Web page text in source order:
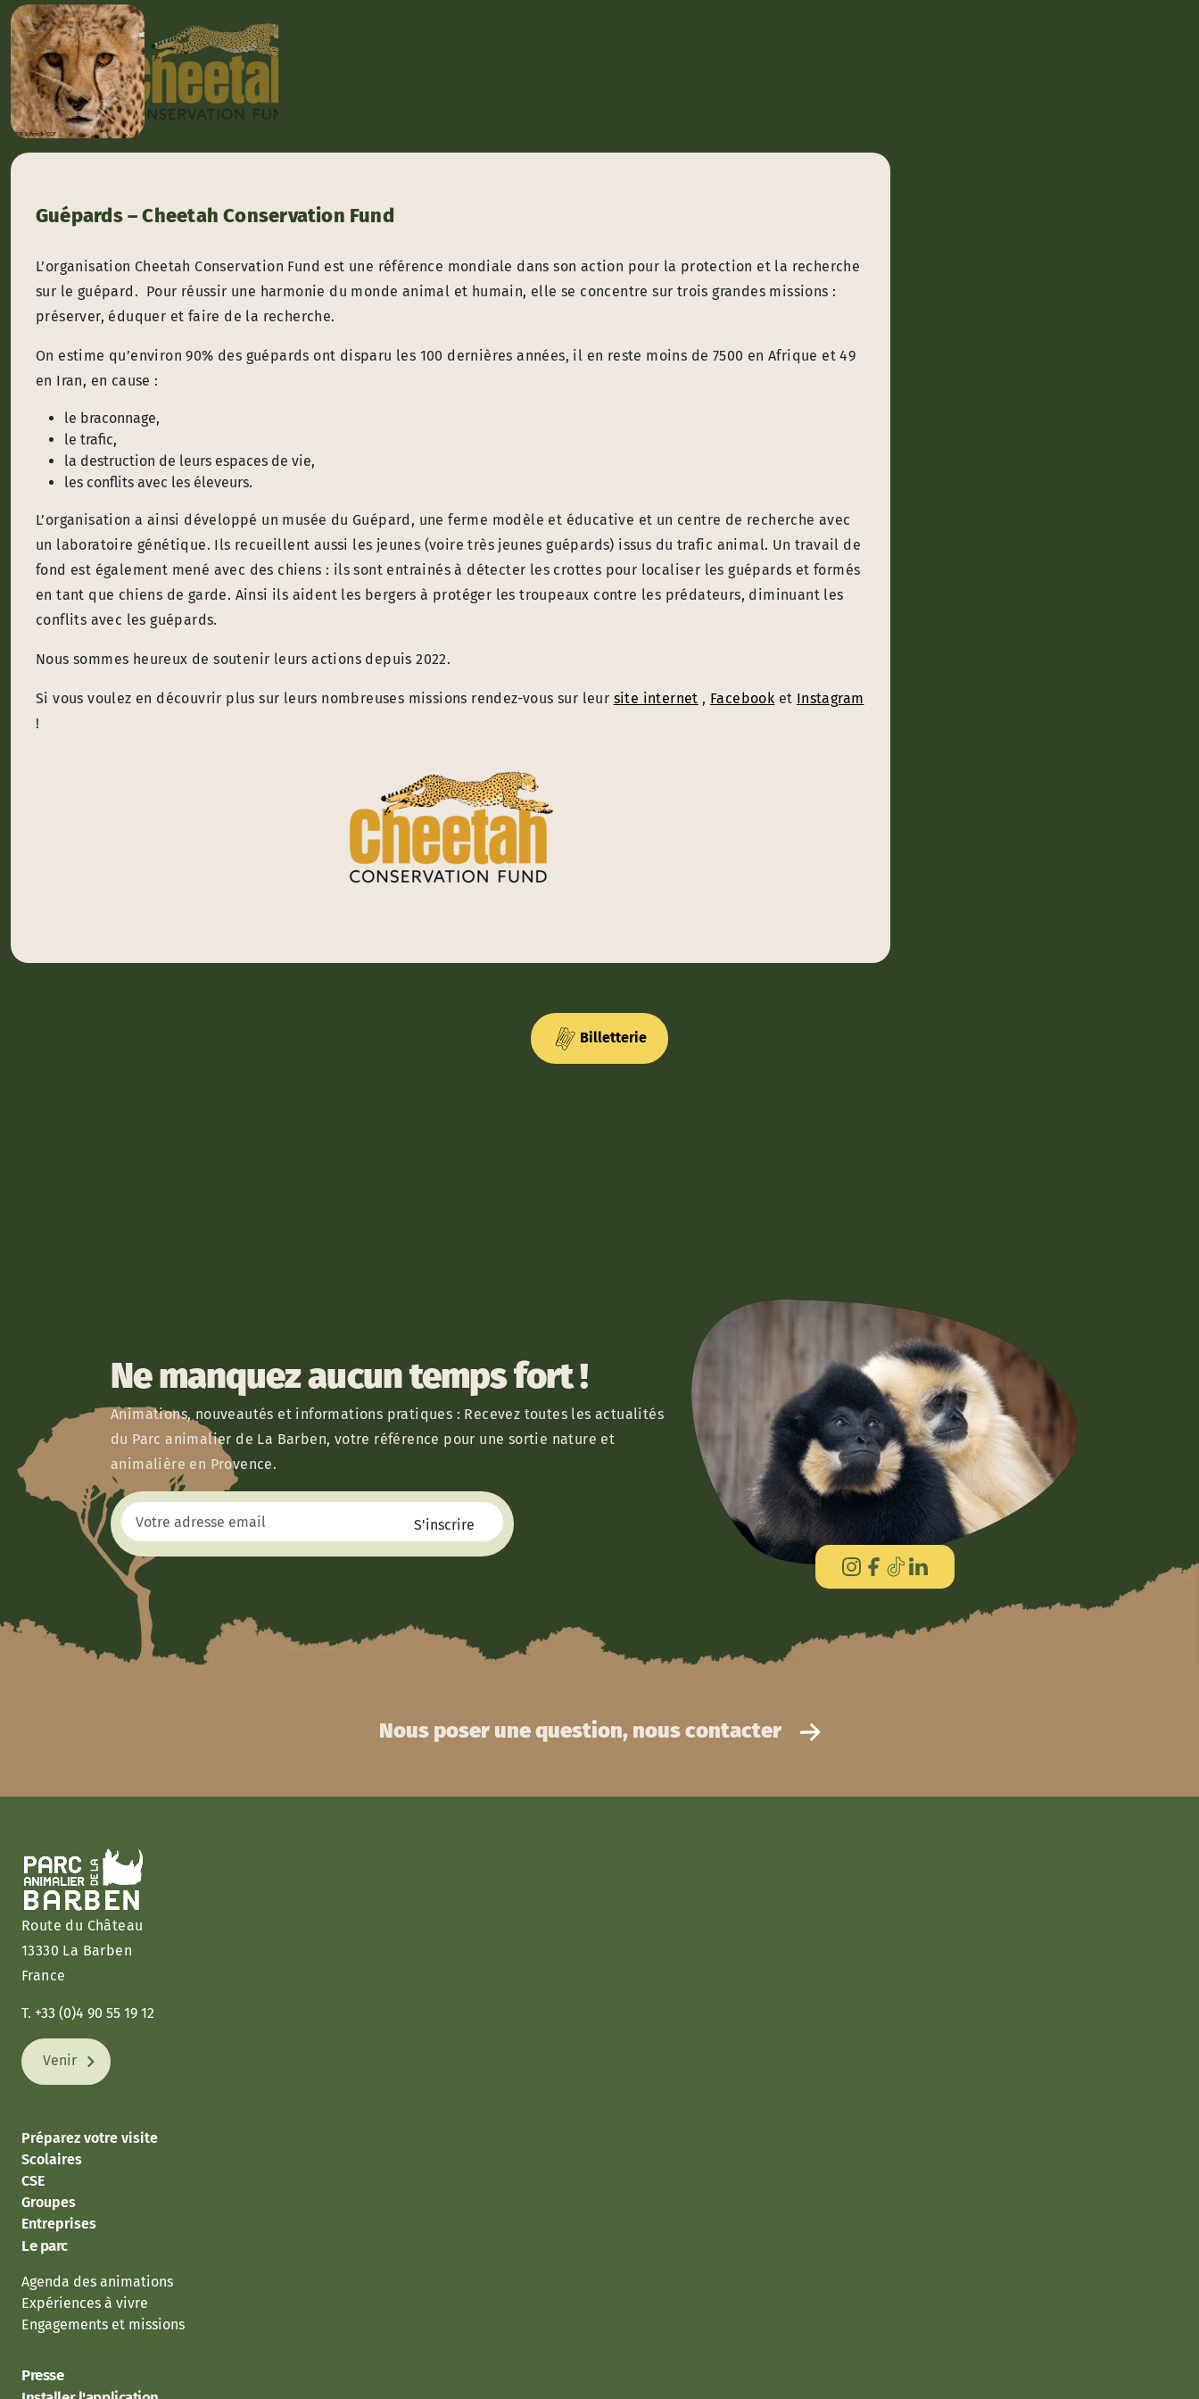
Guépards – Cheetah Conservation Fund
L’organisation Cheetah Conservation Fund est une référence mondiale dans son action pour la protection et la recherche
sur le guépard. Pour réussir une harmonie du monde animal et humain, elle se concentre sur trois grandes missions :
préserver, éduquer et faire de la recherche.
On estime qu’environ 90% des guépards ont disparu les 100 dernières années, il en reste moins de 7500 en Afrique et 49
en Iran, en cause :
le braconnage,
le trafic,
la destruction de leurs espaces de vie,
les conflits avec les éleveurs.
L’organisation a ainsi développé un musée du Guépard, une ferme modèle et éducative et un centre de recherche avec
un laboratoire génétique. Ils recueillent aussi les jeunes (voire très jeunes guépards) issus du trafic animal. Un travail de
fond est également mené avec des chiens : ils sont entrainés à détecter les crottes pour localiser les guépards et formés
en tant que chiens de garde. Ainsi ils aident les bergers à protéger les troupeaux contre les prédateurs, diminuant les
conflits avec les guépards.
Nous sommes heureux de soutenir leurs actions depuis 2022.
Si vous voulez en découvrir plus sur leurs nombreuses missions rendez-vous sur leur site internet , Facebook et Instagram
!
Billetterie
Ne manquez aucun temps fort !
Animations, nouveautés et informations pratiques : Recevez toutes les actualités
du Parc animalier de La Barben, votre référence pour une sortie nature et
animalière en Provence.
Nous poser une question, nous contacter
Route du Château
13330 La Barben
France
T. +33 (0)4 90 55 19 12
Venir
Préparez votre visite
Scolaires
CSE
Groupes
Entreprises
Le parc
Agenda des animations
Expériences à vivre
Engagements et missions
Presse